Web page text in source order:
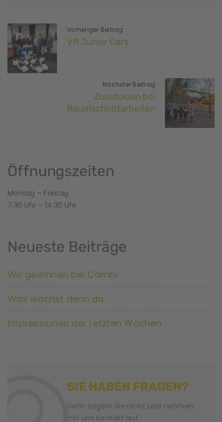
Vorheriger Beitrag
VR Junior Cars
Nächster Beitrag
Zuschauen bei
Baumschnittarbeiten
Öffnungszeiten
Montag – Freitag
7:30 Uhr – 14:30 Uhr
Neueste Beiträge
Wir gewinnen bei Combi
Was wächst denn da..
Impressionen der Letzten Wochen
SIE HABEN FRAGEN?
Dann zögern Sie nicht und nehmen
mit uns Kontakt auf.